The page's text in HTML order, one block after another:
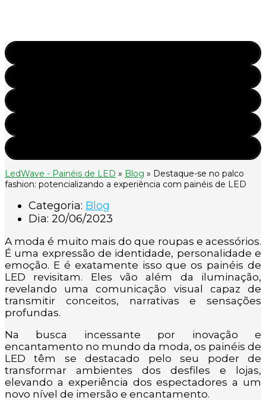
LedWave - Painéis de LED » Blog » Destaque-se no palco
fashion: potencializando a experiência com painéis de LED
Categoria: Blog
Dia: 20/06/2023
A moda é muito mais do que roupas e acessórios.
É uma expressão de identidade, personalidade e
emoção. E é exatamente isso que os painéis de
LED revisitam. Eles vão além da iluminação,
revelando uma comunicação visual capaz de
transmitir conceitos, narrativas e sensações
profundas.
Na busca incessante por inovação e
encantamento no mundo da moda, os painéis de
LED têm se destacado pelo seu poder de
transformar ambientes dos desfiles e lojas,
elevando a experiência dos espectadores a um
novo nível de imersão e encantamento.